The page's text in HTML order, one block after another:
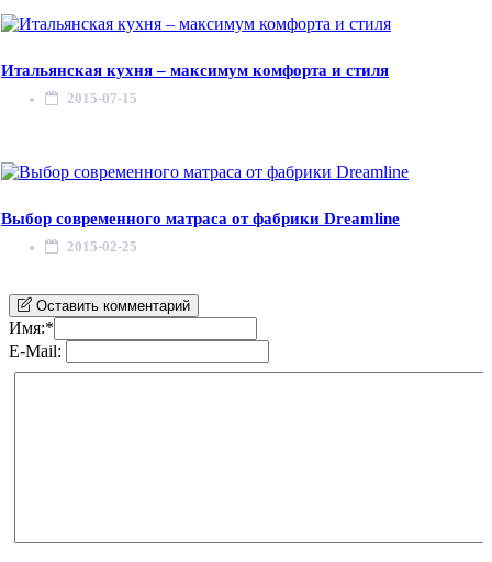
Итальянская кухня – максимум комфорта и стиля
2015-07-15
Выбор современного матраса от фабрики Dreamline
2015-02-25
Оставить комментарий
Имя:*
E-Mail: